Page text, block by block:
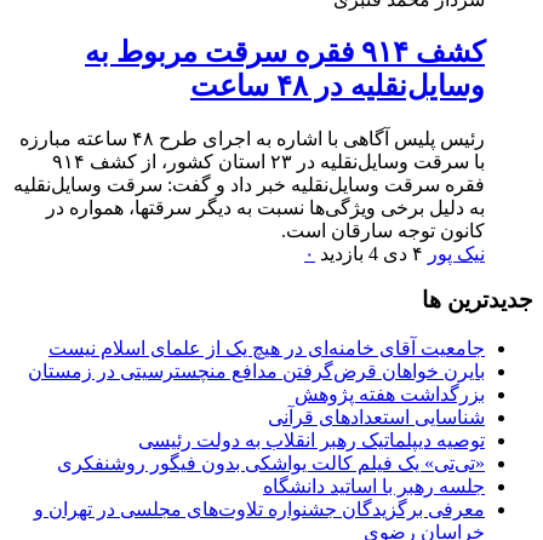
کشف ۹۱۴ فقره سرقت مربوط به
وسایل‌نقلیه در ۴۸ ساعت
رئیس پلیس آگاهی با اشاره به اجرای طرح ۴۸ ساعته مبارزه
با سرقت وسایل‌نقلیه در ۲۳ استان کشور، از کشف ۹۱۴
فقره سرقت وسایل‌نقلیه خبر داد و گفت: سرقت وسایل‌نقلیه
به دلیل برخی ویژگی‌ها نسبت به دیگر سرقتها، همواره در
کانون توجه سارقان است.
نیک پور
۰
جديدترين ها
جامعیت آقای خامنه‌ای در هیچ یک از علمای اسلام نیست
بایرن خواهان قرض‌گرفتن مدافع منچسترسیتی در زمستان
بزرگداشت هفته پژوهش
شناسایی استعدادهای قرآنی
توصیه دیپلماتیک رهبر انقلاب به دولت رئیسی
«تی‌تی» یک فیلم کالت یواشکی بدون فیگور روشنفکری
جلسه رهبر با اساتید دانشگاه
معرفی برگزیدگان جشنواره تلاوت‌های مجلسی در تهران و
خراسان رضوی